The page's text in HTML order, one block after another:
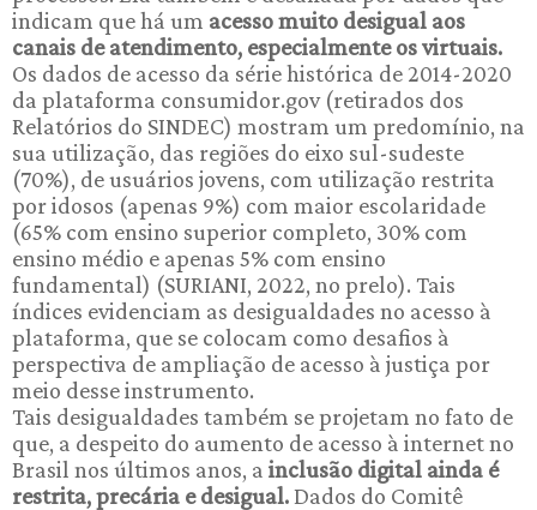
indicam que há um acesso muito desigual aos
canais de atendimento, especialmente os virtuais.
Os dados de acesso da série histórica de 2014-2020
da plataforma consumidor.gov (retirados dos
Relatórios do SINDEC) mostram um predomínio, na
sua utilização, das regiões do eixo sul-sudeste
(70%), de usuários jovens, com utilização restrita
por idosos (apenas 9%) com maior escolaridade
(65% com ensino superior completo, 30% com
ensino médio e apenas 5% com ensino
fundamental) (SURIANI, 2022, no prelo). Tais
índices evidenciam as desigualdades no acesso à
plataforma, que se colocam como desafios à
perspectiva de ampliação de acesso à justiça por
meio desse instrumento.
Tais desigualdades também se projetam no fato de
que, a despeito do aumento de acesso à internet no
Brasil nos últimos anos, a inclusão digital ainda é
restrita, precária e desigual.Dados do Comitê